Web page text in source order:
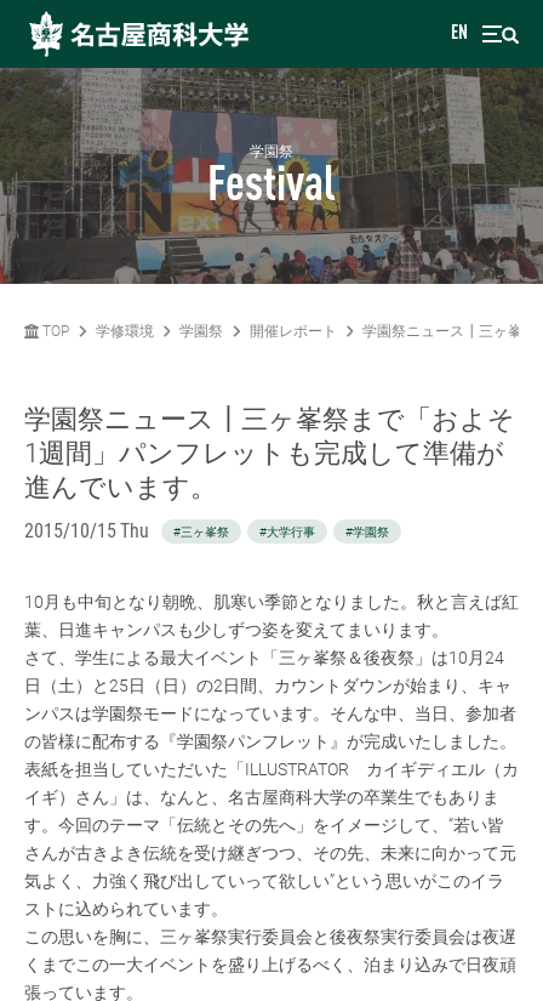
EN
学園祭
Festival
TOP 学修環境 学園祭 開催レポート 学園祭ニュース┃三ヶ峯祭
学園祭ニュース┃三ヶ峯祭まで「およそ
1週間」パンフレットも完成して準備が
進んでいます。
2015/10/15 Thu #三ヶ峯祭 #大学行事 #学園祭
10月も中旬となり朝晩、肌寒い季節となりました。秋と言えば紅
葉、日進キャンパスも少しずつ姿を変えてまいります。
さて、学生による最大イベント「三ヶ峯祭＆後夜祭」は10月24
日（土）と25日（日）の2日間、カウントダウンが始まり、キャ
ンパスは学園祭モードになっています。そんな中、当日、参加者
の皆様に配布する『学園祭パンフレット』が完成いたしました。
表紙を担当していただいた「ILLUSTRATOR カイギディエル（カ
イギ）さん」は、なんと、名古屋商科大学の卒業生でもありま
す。今回のテーマ「伝統とその先へ」をイメージして、“若い皆
さんが古きよき伝統を受け継ぎつつ、その先、未来に向かって元
気よく、力強く飛び出していって欲しい”という思いがこのイラ
ストに込められています。
この思いを胸に、三ヶ峯祭実行委員会と後夜祭実行委員会は夜遅
くまでこの一大イベントを盛り上げるべく、泊まり込みで日夜頑
張っています。